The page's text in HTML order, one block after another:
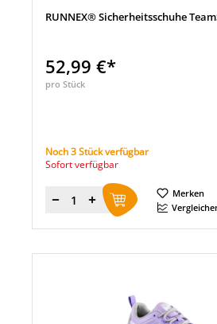
RUNNEX® Sicherheitsschuhe
52,99 €*
pro Stück
Noch 3 Stück verfügbar
Sofort verfügbar
Menge
Merken